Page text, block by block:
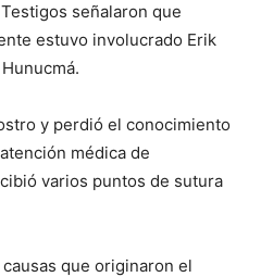
señalaron que
estuvo involucrado Erik
y perdió el conocimiento
médica de
varios puntos de sutura
que originaron el